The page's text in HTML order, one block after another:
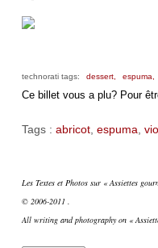
technorati tags: dessert, espuma,
Ce billet vous a plu? Pour
Tags : abricot, espuma,
Les Textes et Photos sur « Assiettes
© 2006-2011 .
All writing and photography on «